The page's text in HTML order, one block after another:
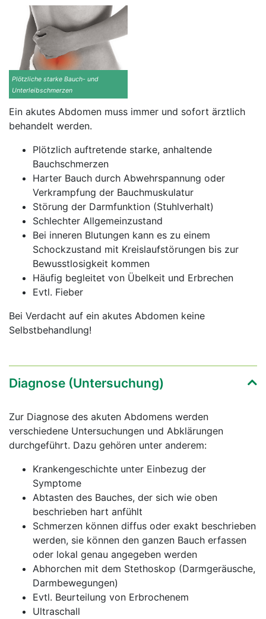
Plötzliche starke Bauch- und
Unterleibschmerzen
Ein akutes Abdomen muss immer und sofort ärztlich
behandelt werden.
Plötzlich auftretende starke, anhaltende
Bauchschmerzen
Harter Bauch durch Abwehrspannung oder
Verkrampfung der Bauchmuskulatur
Störung der Darmfunktion (Stuhlverhalt)
Schlechter Allgemeinzustand
Bei inneren Blutungen kann es zu einem
Schockzustand mit Kreislaufstörungen bis zur
Bewusstlosigkeit kommen
Häufig begleitet von Übelkeit und Erbrechen
Evtl. Fieber
Bei Verdacht auf ein akutes Abdomen keine
Selbstbehandlung!
Diagnose (Untersuchung)
Zur Diagnose des akuten Abdomens werden
verschiedene Untersuchungen und Abklärungen
durchgeführt. Dazu gehören unter anderem:
Krankengeschichte unter Einbezug der
Symptome
Abtasten des Bauches, der sich wie oben
beschrieben hart anfühlt
Schmerzen können diffus oder exakt beschrieben
werden, sie können den ganzen Bauch erfassen
oder lokal genau angegeben werden
Abhorchen mit dem Stethoskop (Darmgeräusche,
Darmbewegungen)
Evtl. Beurteilung von Erbrochenem
Ultraschall